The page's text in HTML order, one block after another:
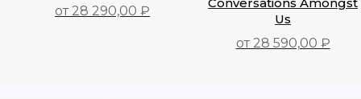
от 28 290,00 ₽
Us
от 28 590,00 ₽